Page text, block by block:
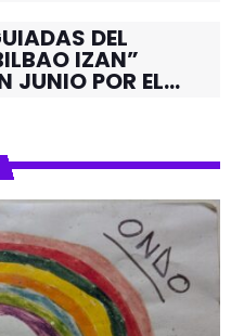
DEL
IZAN”
JUNIO POR EL